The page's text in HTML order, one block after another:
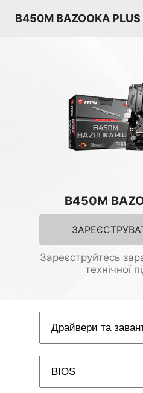
B450M BAZOOKA PLUS
B450M
Зареєструйтесь
технічної